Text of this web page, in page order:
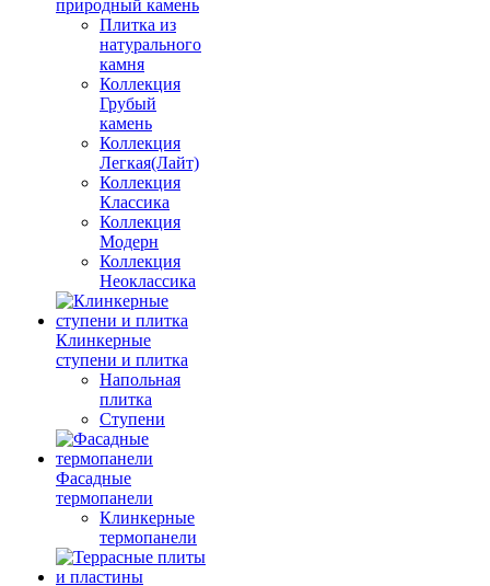
природный камень
Плитка из
натурального
камня
Коллекция
Грубый
камень
Коллекция
Легкая(Лайт)
Коллекция
Классика
Коллекция
Модерн
Коллекция
Неоклассика
Клинкерные
ступени и плитка
Напольная
плитка
Ступени
Фасадные
термопанели
Клинкерные
термопанели